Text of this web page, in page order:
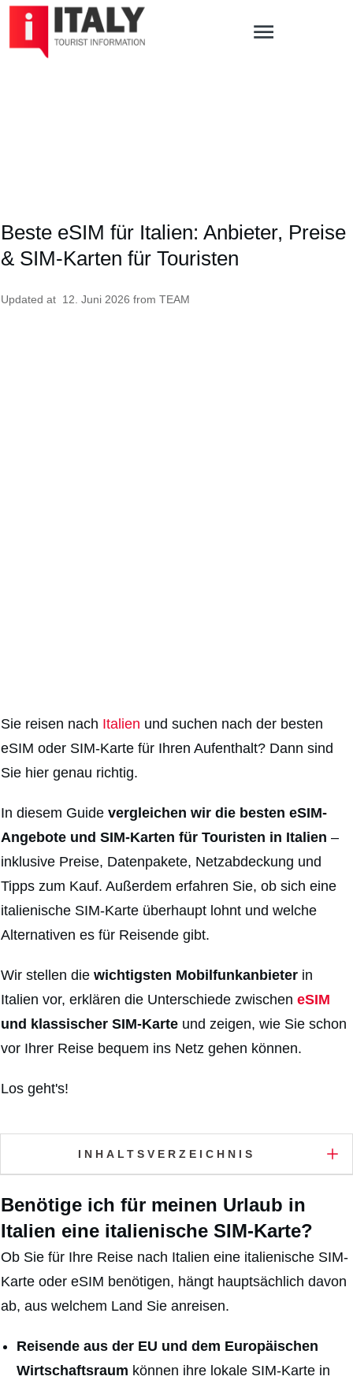
Beste eSIM für Italien: Anbieter, Preise
& SIM-Karten für Touristen
Updated at 12. Juni 2026 from TEAM
Sie reisen nach Italien und suchen nach der besten
eSIM oder SIM-Karte für Ihren Aufenthalt? Dann sind
Sie hier genau richtig.
In diesem Guide vergleichen wir die besten eSIM-
Angebote und SIM-Karten für Touristen in Italien –
inklusive Preise, Datenpakete, Netzabdeckung und
Tipps zum Kauf. Außerdem erfahren Sie, ob sich eine
italienische SIM-Karte überhaupt lohnt und welche
Alternativen es für Reisende gibt.
Wir stellen die wichtigsten Mobilfunkanbieter in
Italien vor, erklären die Unterschiede zwischen eSIM
und klassischer SIM-Karte und zeigen, wie Sie schon
vor Ihrer Reise bequem ins Netz gehen können.
Los geht's!
INHALTSVERZEICHNIS
Benötige ich für meinen Urlaub in
Italien eine italienische SIM-Karte?
Ob Sie für Ihre Reise nach Italien eine italienische SIM-
Karte oder eSIM benötigen, hängt hauptsächlich davon
ab, aus welchem Land Sie anreisen.
Reisende aus der EU und dem Europäischen
Wirtschaftsraum können ihre lokale SIM-Karte in